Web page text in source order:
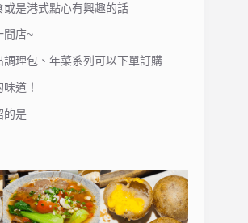
是港式點心有興趣的話
間店~
調理包、年菜系列可以下單訂購
道！
的是